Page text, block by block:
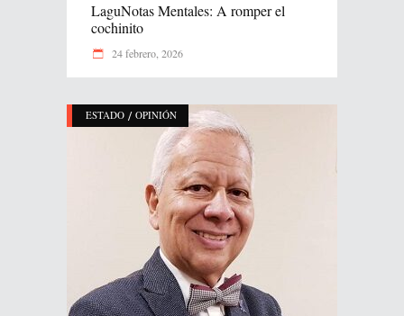
LaguNotas Mentales: A romper el
cochinito
24 febrero, 2026
ESTADO / OPINIÓN